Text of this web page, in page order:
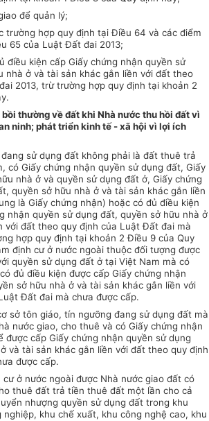
để quản lý;
trường hợp quy định tại Điều 64 và các điểm
65 của Luật Đất đai 2013;
điều kiện cấp Giấy chứng nhận quyền sử
nhà ở và tài sản khác gắn liền với đất theo
2013, trừ trường hợp quy định tại khoản 2
thường về đất khi Nhà nước thu hồi đất vì
ninh; phát triển kinh tế - xã hội vì lợi ích
sử dụng đất không phải là đất thuê trả
có Giấy chứng nhận quyền sử dụng đất, Giấy
nhà ở và quyền sử dụng đất ở, Giấy chứng
quyền sở hữu nhà ở và tài sản khác gắn liền
là Giấy chứng nhận) hoặc có đủ điều kiện
nhận quyền sử dụng đất, quyền sở hữu nhà ở
với đất theo quy định của Luật Đất đai mà
hợp quy định tại khoản 2 Điều 9 của Quy
định cư ở nước ngoài thuộc đối tượng được
quyền sử dụng đất ở tại Việt Nam mà có
đủ điều kiện được cấp Giấy chứng nhận
sở hữu nhà ở và tài sản khác gắn liền với
Đất đai mà chưa được cấp.
sở tôn giáo, tín ngưỡng đang sử dụng đất mà
nước giao, cho thuê và có Giấy chứng nhận
được cấp Giấy chứng nhận quyền sử dụng
và tài sản khác gắn liền với đất theo quy định
được cấp.
cư ở nước ngoài được Nhà nước giao đất có
thuê đất trả tiền thuê đất một lần cho cả
nhượng quyền sử dụng đất trong khu
nghiệp, khu chế xuất, khu công nghệ cao, khu